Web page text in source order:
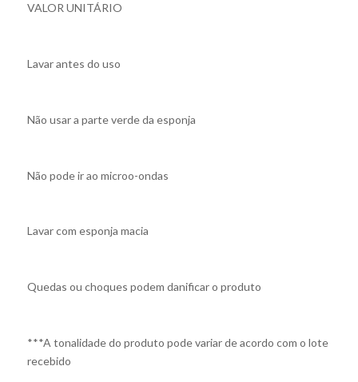
VALOR UNITÁRIO
Lavar antes do uso
Não usar a parte verde da esponja
Não pode ir ao microo-ondas
Lavar com esponja macia
Quedas ou choques podem danificar o produto
***A tonalidade do produto pode variar de acordo com o lote
recebido